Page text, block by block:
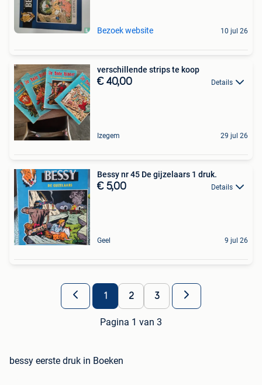
Bezoek website 10 jul 26
verschillende strips te koop
€ 40,00 Details
Izegem 29 jul 26
Bessy nr 45 De gijzelaars 1 druk.
€ 5,00 Details
Geel 9 jul 26
1 2 3
Pagina 1 van 3
bessy eerste druk in Boeken